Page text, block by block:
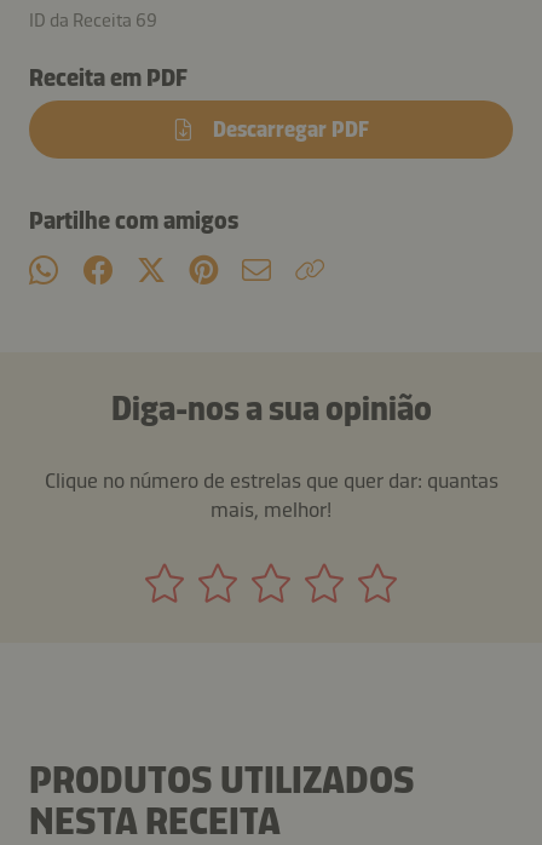
ID da Receita 69
Receita em PDF
Descarregar PDF
Partilhe com amigos
Diga-nos a sua opinião
Clique no número de estrelas que quer dar: quantas
mais, melhor!
PRODUTOS UTILIZADOS
NESTA RECEITA